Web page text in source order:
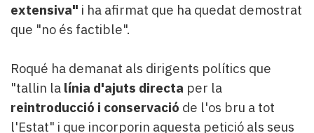
extensiva" i ha afirmat que ha quedat demostrat
que "no és factible".
Roqué ha demanat als dirigents polítics que
"tallin la línia d'ajuts directa per la
reintroducció i conservació de l'os bru a tot
l'Estat" i que incorporin aquesta petició als seus